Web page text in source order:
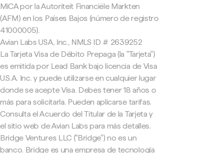
MiCA por la Autoriteit Financiële Markten
(AFM) en los Países Bajos (número de registro
41000005).
Avian Labs USA, Inc., NMLS ID # 2639252
La Tarjeta Visa de Débito Prepaga (la "Tarjeta")
es emitida por Lead Bank bajo licencia de Visa
U.S.A. Inc. y puede utilizarse en cualquier lugar
donde se acepte Visa. Debes tener 18 años o
más para solicitarla. Pueden aplicarse tarifas.
Consulta el Acuerdo del Titular de la Tarjeta y
el sitio web de Avian Labs para más detalles.
Bridge Ventures LLC ("Bridge") no es un
banco. Bridge es una empresa de tecnología